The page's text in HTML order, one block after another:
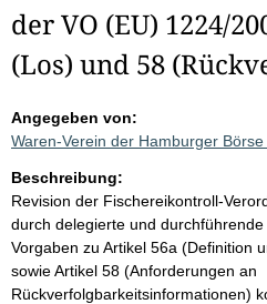
der VO (EU) 1224/
(Los) und 58
Angegeben von:
Waren-Verein der Hamburger
Beschreibung:
Revision der Fischereikontroll-
durch delegierte und
Vorgaben zu Artikel 56a (Definition
sowie Artikel 58 (Anforderungen an
Rückverfolgbarkeitsinformationen)